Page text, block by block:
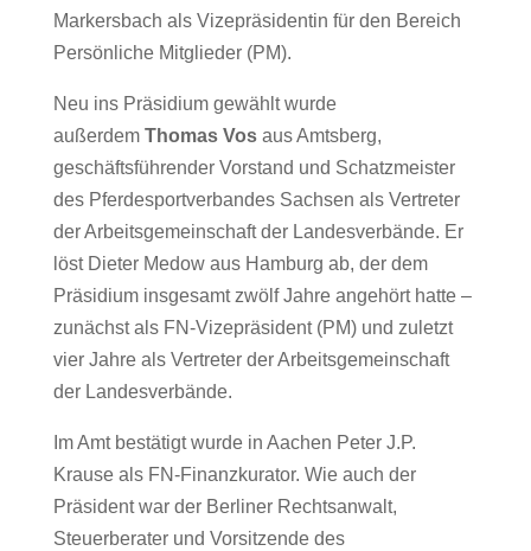
Markersbach als Vizepräsidentin für den Bereich
Persönliche Mitglieder (PM).
Neu ins Präsidium gewählt wurde
außerdem Thomas Vos aus Amtsberg,
geschäftsführender Vorstand und Schatzmeister
des Pferdesportverbandes Sachsen als Vertreter
der Arbeitsgemeinschaft der Landesverbände. Er
löst Dieter Medow aus Hamburg ab, der dem
Präsidium insgesamt zwölf Jahre angehört hatte –
zunächst als FN-Vizepräsident (PM) und zuletzt
vier Jahre als Vertreter der Arbeitsgemeinschaft
der Landesverbände.
Im Amt bestätigt wurde in Aachen Peter J.P.
Krause als FN-Finanzkurator. Wie auch der
Präsident war der Berliner Rechtsanwalt,
Steuerberater und Vorsitzende des